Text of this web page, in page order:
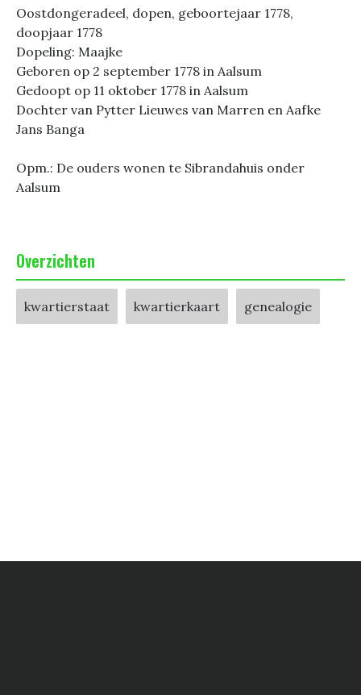
Oostdongeradeel, dopen, geboortejaar 1778,
doopjaar 1778
Dopeling: Maajke
Geboren op 2 september 1778 in Aalsum
Gedoopt op 11 oktober 1778 in Aalsum
Dochter van Pytter Lieuwes van Marren en Aafke
Jans Banga
Opm.: De ouders wonen te Sibrandahuis onder
Aalsum
Overzichten
kwartierstaat kwartierkaart genealogie